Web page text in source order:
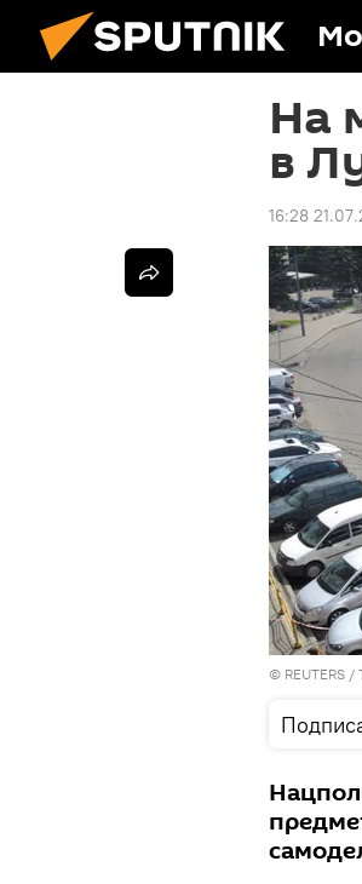
На
в
16:28
© REUTERS /